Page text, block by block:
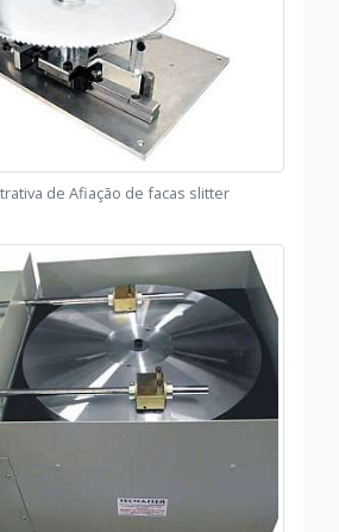
de Afiação de facas slitter